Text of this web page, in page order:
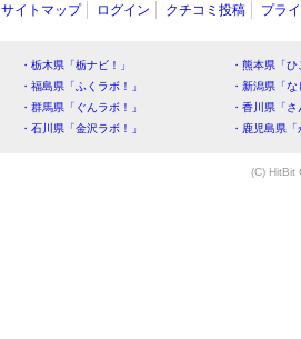
サイトマップ ログイン クチコミ投稿 プラ
・栃木県「栃ナビ！」
・熊本県「
・福島県「ふくラボ！」
・新潟県「
・群馬県「ぐんラボ！」
・香川県「
・石川県「金沢ラボ！」
・鹿児島県
(C) HitBit